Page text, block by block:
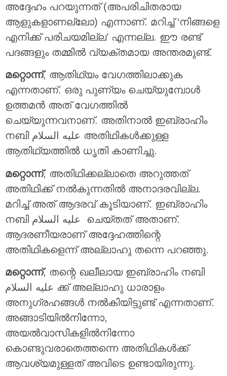
അദ്ദേഹം പറയുന്നത് (അപരിചിതരായ
ആളുകളാണല്ലോ) എന്നാണ്. മറിച്ച് ‘നിങ്ങളെ
എനിക്ക് പരിചയമില്ല’ എന്നല്ല. ഈ രണ്ട്
പദങ്ങളും തമ്മില്‍ വ്യക്തമായ അന്തരമുണ്ട്.
മറ്റൊന്ന്, ആതിഥ്യം വേഗത്തിലാക്കുക
എന്നതാണ്. ഒരു പുണ്യം ചെയ്യുമ്പോള്‍
ഉത്തമന്‍ അത് വേഗത്തില്‍
ചെയ്യുന്നവനാണ്. അതിനാല്‍ ഇബ്രാഹിം
നബി عليه السلام അതിഥികള്‍ക്കുള്ള
ആതിഥ്യത്തില്‍ ധൃതി കാണിച്ചു.
മറ്റൊന്ന്, അതിഥിക്കല്ലാതെ അറുത്തത്
അതിഥിക്ക് നല്‍കുന്നതില്‍ അനാദരവില്ല.
മറിച്ച് അത് ആദരവ് കൂടിയാണ്. ഇബ്രാഹിം
നബി عليه السلام ചെയ്തത് അതാണ്.
ആദരണീയരാണ് അദ്ദേഹത്തിന്റെ
അതിഥികളെന്ന് അല്ലാഹു തന്നെ പറഞ്ഞു.
മറ്റൊന്ന്, തന്റെ ഖലീലായ ഇബ്രാഹിം നബി
عليه السلام ക്ക് അല്ലാഹു ധാരാളം
അനുഗ്രഹങ്ങള്‍ നല്‍കിയിട്ടുണ്ട് എന്നതാണ്.
അങ്ങാടിയില്‍നിന്നോ,
അയല്‍വാസികളില്‍നിന്നോ
കൊണ്ടുവരാതെത്തന്നെ അതിഥികൾക്ക്
ആവശ്യമുള്ളത് അവിടെ ഉണ്ടായിരുന്നു.